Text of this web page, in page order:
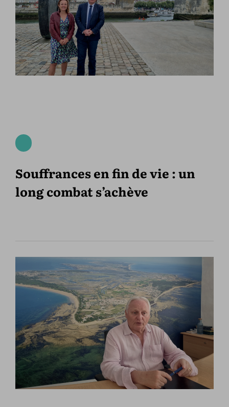
Souffrances en fin de vie : un
long combat s’achève